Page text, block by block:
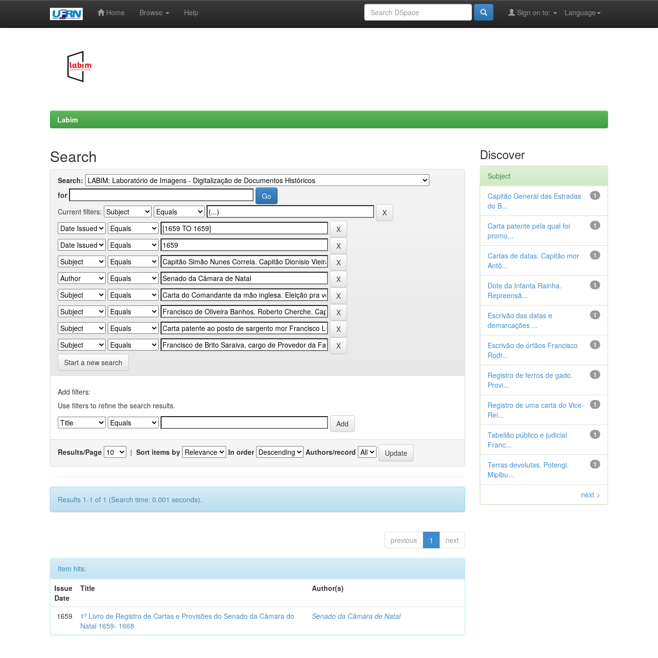
Home Browse Help Language
Sign on to:
Labim
Search
Search:
for
Current filters:
Start a new search
Add filters:
Use filters to refine the search results.
Results/Page | Sort items by In order Authors/record
Results 1-1 of 1 (Search time: 0.001 seconds).
previous 1 next
Item hits:
Issue
Date
Title Author(s)
1659
1º Livro de Registro de Cartas e Provisões do Senado da Câmara do
Natal 1659- 1668
Senado da Câmara de Natal
Discover
Subject
1
Capitão General das Estradas
do B...
1
Carta patente pela qual foi
promo...
1
Cartas de datas. Capitão mor
Antô...
1
Dote da Infanta Rainha.
Repreensã...
1
Escrivão das datas e
demarcações ...
1
Escrivão de órfãos Francisco
Rodr...
1
Registro de ferros de gado.
Provi...
1
Registro de uma carta do Vice-
Rei...
1
Tabelião público e judicial
Franc...
1
Terras devolutas. Potengi.
Mipibu...
next >